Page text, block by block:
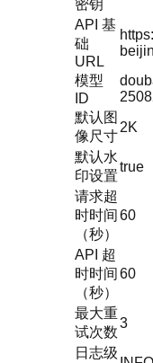
密钥
API 基
础
URL
模型
ID
默认图
像尺寸
2K
默认水
印设置
true
请求超
时时间
（秒）
60
API 超
时时间
（秒）
60
最大重
试次数
3
日志级